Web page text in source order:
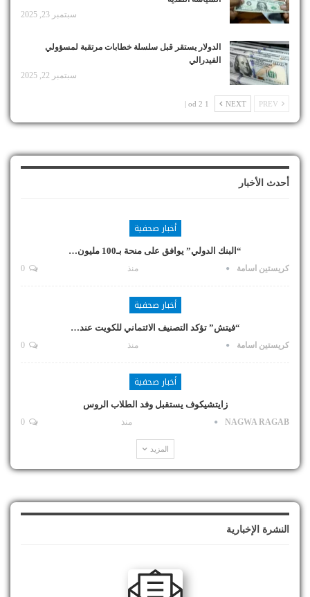
سبتمبر 23, 2025
الدولار يستقر قبل سلسلة خطابات مرتقبة لمسؤولي
الفيدرالي
سبتمبر 22, 2025
NEXT
1 od 2 |
أحدث الأخبار
أخبار صحفية
“البنك الدولي” يوافق على منحة بـ100 مليون…
كريستين اسامة منذ
أخبار صحفية
“فيتش” تؤكد التصنيف الائتماني للكويت عند…
كريستين اسامة منذ
أخبار صحفية
زايتشيكوف يستقبل وفد الطلاب الروس
NAGWA RAGAB منذ
المزيد
النشرة الإخبارية